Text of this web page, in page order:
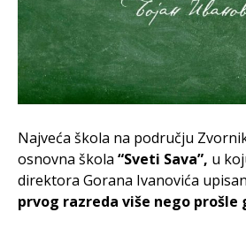
Najveća škola na području
osnovna škola “Sveti Sava”, u
direktora Gorana Ivanovića
prvog razreda više nego prošle